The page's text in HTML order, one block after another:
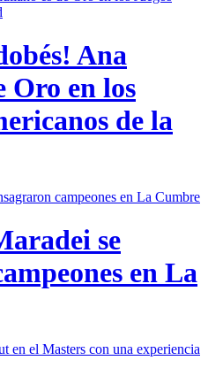
Ana
Oro en los
de la
se
en La